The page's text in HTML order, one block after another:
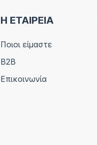
Η ΕΤΑΙΡΕΙΑ
Ποιοι είμαστε
B2B
Επικοινωνία